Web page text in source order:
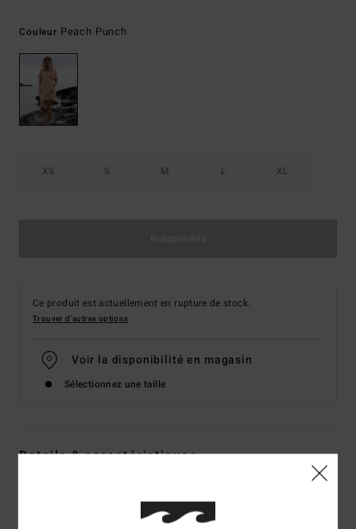
Couleur Peach Punch
XS S M L XL
Ce produit est actuellement en rupture de stock.
Trouver d'autres options
Voir la disponibilité en magasin
Sélectionnez une taille
Details & caractéristiques
Code couleur